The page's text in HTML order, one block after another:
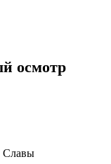
осмотр
Славы